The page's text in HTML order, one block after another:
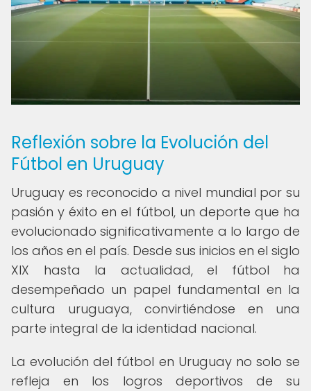
Reflexión sobre la Evolución del
Fútbol en Uruguay
Uruguay es reconocido a nivel mundial por su
pasión y éxito en el fútbol, un deporte que ha
evolucionado significativamente a lo largo de
los años en el país. Desde sus inicios en el siglo
XIX hasta la actualidad, el fútbol ha
desempeñado un papel fundamental en la
cultura uruguaya, convirtiéndose en una
parte integral de la identidad nacional.
La evolución del fútbol en Uruguay no solo se
refleja en los logros deportivos de su